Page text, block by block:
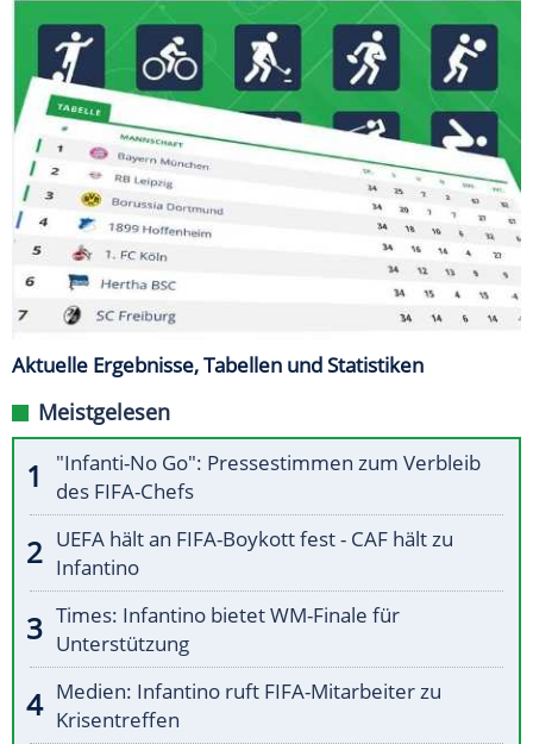
Aktuelle Ergebnisse, Tabellen und Statistiken
Meistgelesen
"Infanti-No Go": Pressestimmen zum Verbleib
des FIFA-Chefs
UEFA hält an FIFA-Boykott fest - CAF hält zu
Infantino
Times: Infantino bietet WM-Finale für
Unterstützung
Medien: Infantino ruft FIFA-Mitarbeiter zu
Krisentreffen